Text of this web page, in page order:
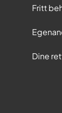
Fritt
Dine